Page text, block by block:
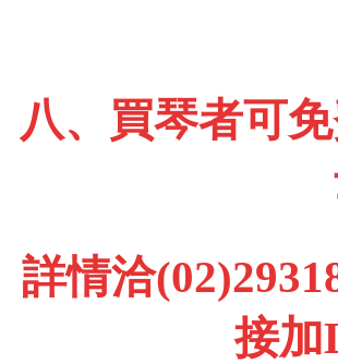
八、買琴者可
詳情洽
接加